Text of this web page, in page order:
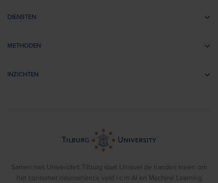
DIENSTEN
Retail- & Shopperonderzoek
METHODEN
Gedragsexperimenten
INZICHTEN
Samen met Universiteit Tilburg slaat Unravel de handen ineen om
het consumer neuroscience veld i.c.m AI en Machine Learning